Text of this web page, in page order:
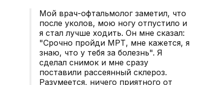
Мой врач-офтальмолог заметил, что
после уколов, мою ногу отпустило и
я стал лучше ходить. Он мне сказал:
"Срочно пройди МРТ, мне кажется, я
знаю, что у тебя за болезнь". Я
сделал снимок и мне сразу
поставили рассеянный склероз.
Разумеется, ничего приятного от